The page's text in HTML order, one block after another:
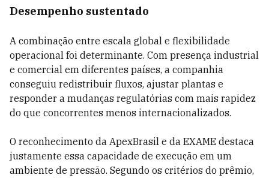
Desempenho sustentado
A combinação entre escala global e flexibilidade
operacional foi determinante. Com presença industrial
e comercial em diferentes países, a companhia
conseguiu redistribuir fluxos, ajustar plantas e
responder a mudanças regulatórias com mais rapidez
do que concorrentes menos internacionalizados.
O reconhecimento da ApexBrasil e da EXAME destaca
justamente essa capacidade de execução em um
ambiente de pressão. Segundo os critérios do prêmio,